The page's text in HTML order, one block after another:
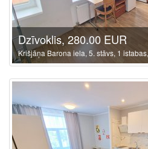
Dzīvoklis, 280.00 EUR
Krišjāņa Barona iela, 5. stāvs, 1